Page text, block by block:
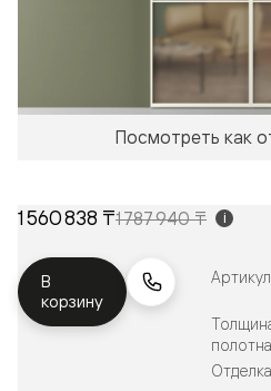
Посмотреть как
1 560 838 ₸1 787 940 ₸ i
В
корзину
Артикул
полотна
Отделка